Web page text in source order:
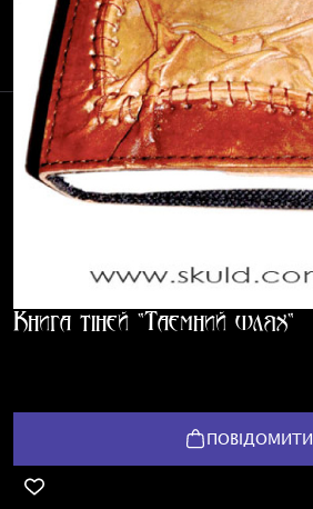
Книга тіней "Таємний шлях"
ПОВІДОМИТИ